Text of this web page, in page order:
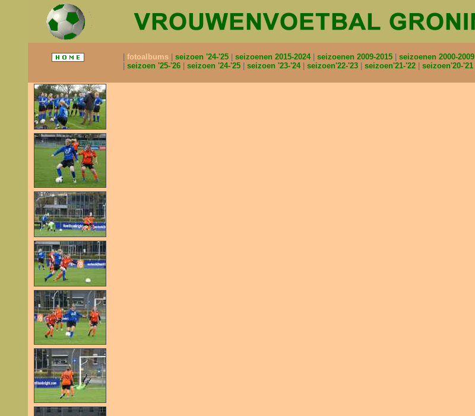
fotoalbums seizoen '24-'25 seizoenen 2015-2024 seizoenen 2009-2015 seizoenen 2000-2009
seizoen '25-'26
seizoen '24-'25 seizoen '23-'24 seizoen'22-'23 seizoen'21-'22 seizoen'20-'21